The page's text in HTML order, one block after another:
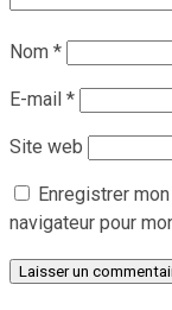
Nom *
E-mail *
Site web
Enregistrer
navigateur pour